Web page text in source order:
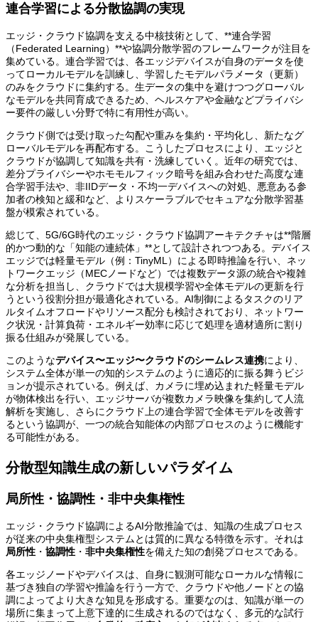
連合学習による分散協調の実現
エッジ・クラウド協調を支える中核技術として、**連合学習
（Federated Learning）**や協調分散学習のフレームワークが注目を
集めている。連合学習では、各エッジデバイスが自身のデータを使
ってローカルモデルを訓練し、学習したモデルパラメータ（更新）
のみをクラウドに集約する。生データの集中を避けつつグローバル
なモデルを共同育成できるため、ヘルスケアや金融などプライバシ
ー要件の厳しい分野で特に有用性が高い。
クラウド側では受け取った勾配や重みを集約・平均化し、新たなグ
ローバルモデルを再配布する。こうしたプロセスにより、エッジと
クラウドが協調して知識を共有・洗練していく。近年の研究では、
差分プライバシーやホモモルフィック暗号を組み合わせた高度な連
合学習手法や、非IIDデータ・不均一デバイスへの対処、悪意ある参
加者の検知と緩和など、よりスケーラブルでセキュアな分散学習基
盤が模索されている。
総じて、5G/6G時代のエッジ・クラウド協調アーキテクチャは**階層
的かつ動的な「知能の連続体」**として設計されつつある。デバイス
エッジでは軽量モデル（例：TinyML）による即時推論を行い、ネッ
トワークエッジ（MECノードなど）では複数データ源の統合や複雑
な分析を担当し、クラウドでは大規模学習や全体モデルの更新を行
うという役割分担が最適化されている。AI制御によるタスクのリア
ルタイムオフロードやリソース配分も検討されており、ネットワー
ク状況・計算負荷・エネルギー効率に応じて処理を適材適所に割り
振る仕組みが発展している。
このようなデバイス〜エッジ〜クラウドのシームレス連携により、
システム全体が単一の知的システムのように適応的に振る舞うビジ
ョンが提示されている。例えば、カメラに埋め込まれた軽量モデル
が物体検出を行い、エッジサーバが複数カメラ映像を集約して人流
解析を実施し、さらにクラウド上の連合学習で全体モデルを改善す
るという協調が、一つの統合知能体の内部プロセスのように機能す
る可能性がある。
分散型知識生成の新しいパラダイム
局所性・協調性・非中央集権性
エッジ・クラウド協調によるAI分散推論では、知識の生成プロセス
が従来の中央集権型システムとは質的に異なる特徴を示す。それは
局所性 ・ 協調性 ・ 非中央集権性を備えた知の創発プロセスである。
各エッジノードやデバイスは、自身に観測可能なローカルな情報に
基づき独自の学習や推論を行う一方で、クラウドや他ノードとの協
調によってより大きな知見を形成する。重要なのは、知識が単一の
場所に集まって上意下達的に生成されるのではなく、多元的な試行